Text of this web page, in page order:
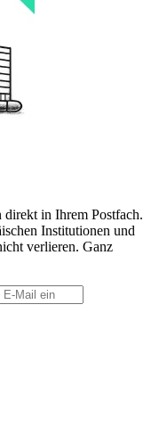
in Ihrem Postfach.
Institutionen und
verlieren. Ganz